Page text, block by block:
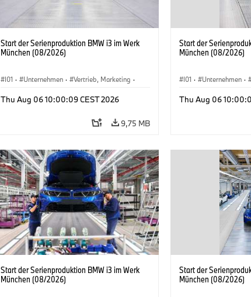
Start der Serienproduktion BMW i3 im Werk
München (08/2026)
I01 · Unternehmen · Vertrieb, Marketing ·
Thu Aug 06 10:00:09 CEST 2026
9,75 MB
Start der
München (08/2026)
I01 · Unternehmen ·
Thu Aug 06
Start der Serienproduktion BMW i3 im Werk
München (08/2026)
Start der
München (08/2026)